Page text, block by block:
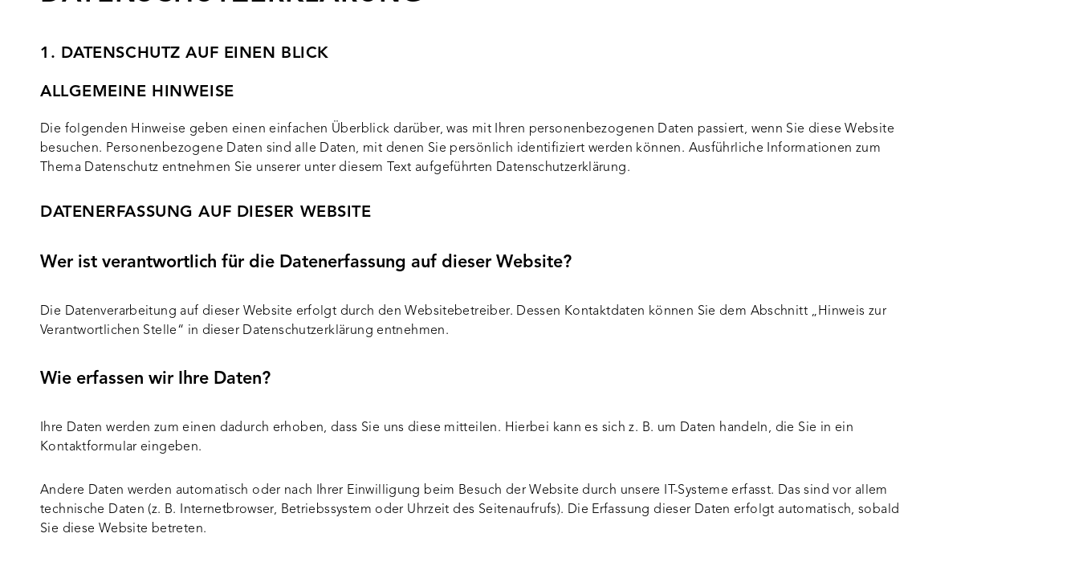
1. DATENSCHUTZ AUF EINEN BLICK
ALLGEMEINE HINWEISE
Die folgenden Hinweise geben einen einfachen Überblick darüber, was mit Ihren personenbezogenen Daten passiert, wenn Sie diese Website
besuchen. Personenbezogene Daten sind alle Daten, mit denen Sie persönlich identifiziert werden können. Ausführliche Informationen zum
Thema Datenschutz entnehmen Sie unserer unter diesem Text aufgeführten Datenschutzerklärung.
DATENERFASSUNG AUF DIESER WEBSITE
Wer ist verantwortlich für die Datenerfassung auf dieser Website?
Die Datenverarbeitung auf dieser Website erfolgt durch den Websitebetreiber. Dessen Kontaktdaten können Sie dem Abschnitt „Hinweis zur
Verantwortlichen Stelle“ in dieser Datenschutzerklärung entnehmen.
Wie erfassen wir Ihre Daten?
Ihre Daten werden zum einen dadurch erhoben, dass Sie uns diese mitteilen. Hierbei kann es sich z. B. um Daten handeln, die Sie in ein
Kontaktformular eingeben.
Andere Daten werden automatisch oder nach Ihrer Einwilligung beim Besuch der Website durch unsere IT-Systeme erfasst. Das sind vor allem
technische Daten (z. B. Internetbrowser, Betriebssystem oder Uhrzeit des Seitenaufrufs). Die Erfassung dieser Daten erfolgt automatisch, sobald
Sie diese Website betreten.